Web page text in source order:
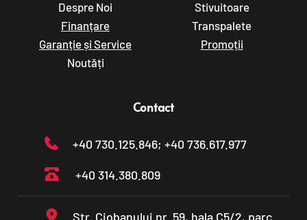
Despre Noi
Finanțare
Garanție și Service
Noutăți
Stivuitoare
Transpalete
Promoții
Contact
+40 730.125.846; +40 736.617.977
+40 314.380.809
Str. Ciobanului nr. 59, hala C5/2, parc